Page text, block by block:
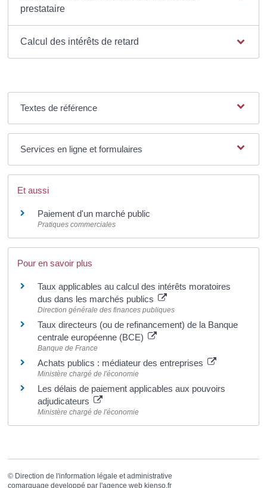
prestataire
Calcul des intérêts de retard
Textes de référence
Services en ligne et formulaires
Et aussi
Paiement d'un marché public
Pratiques commerciales
Pour en savoir plus
Taux applicables au calcul des intérêts moratoires
dus dans les marchés publics
Direction générale des finances publiques
Taux directeurs (ou de refinancement) de la Banque
centrale européenne (BCE)
Banque de France
Achats publics : médiateur des entreprises
Ministère chargé de l'économie
Les délais de paiement applicables aux pouvoirs
adjudicateurs
Ministère chargé de l'économie
© Direction de l'information légale et administrative
comarquage developpé par l'agence web kienso.fr